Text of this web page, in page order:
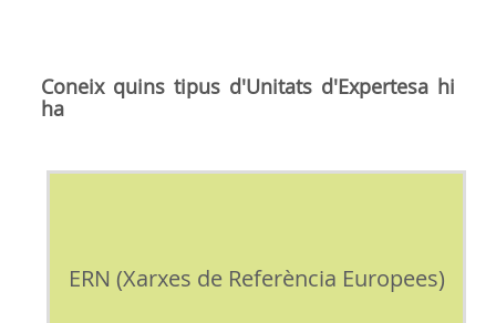
Coneix quins tipus d'Unitats d'Expertesa hi
ha
ERN (Xarxes de Referència Europees)